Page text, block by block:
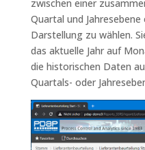
zwischen einer
Quartal und
Darstellung zu wählen.
das aktuelle Jahr auf
die historischen Daten
Quartals- oder